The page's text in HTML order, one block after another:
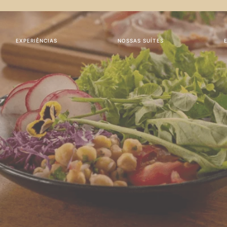
EXPERIÊNCIAS NOSSAS SUÍTES